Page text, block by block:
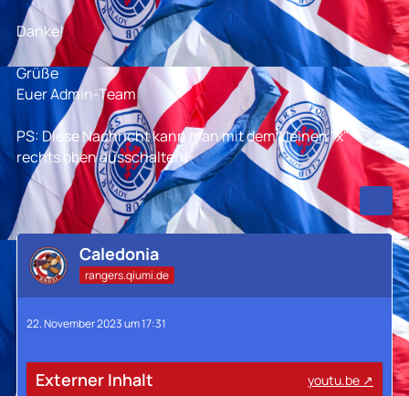
Danke!
Grüße
Euer Admin-Team
PS: Diese Nachricht kann man mit dem kleinen "x"
rechts oben ausschalten!
Caledonia
rangers.qiumi.de
22. November 2023 um 17:31
Externer Inhalt
youtu.be